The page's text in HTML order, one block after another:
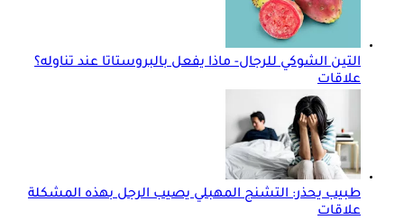
التين الشوكي للرجال- ماذا يفعل بالبروستاتا عند تناوله؟
علاقات
طبيب يحذر: التشنج المهبلي يصيب الرجل بهذه المشكلة
علاقات